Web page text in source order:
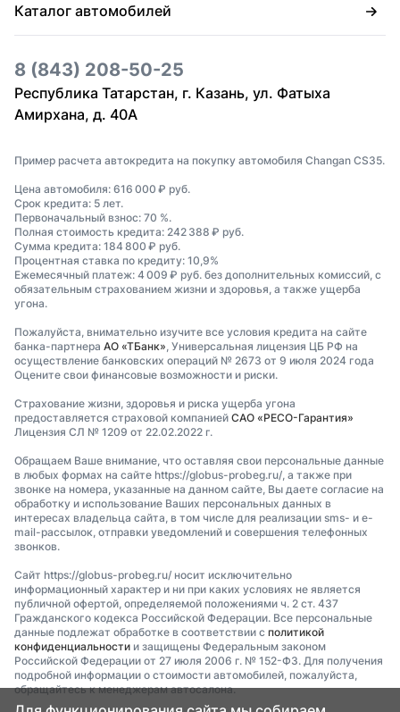
Каталог автомобилей
8 (843) 208-50-25
Республика Татарстан, г. Казань, ул. Фатыха
Амирхана, д. 40А
Пример расчета автокредита на покупку автомобиля Changan CS35.
Цена автомобиля: 616 000 ₽ руб.
Срок кредита: 5 лет.
Первоначальный взнос: 70 %.
Полная стоимость кредита: 242 388 ₽ руб.
Сумма кредита: 184 800 ₽ руб.
Процентная ставка по кредиту: 10,9%
Ежемесячный платеж: 4 009 ₽ руб. без дополнительных комиссий, с
обязательным страхованием жизни и здоровья, а также ущерба
угона.
Пожалуйста, внимательно изучите все условия кредита на сайте
банка-партнера АО «ТБанк», Универсальная лицензия ЦБ РФ на
осуществление банковских операций № 2673 от 9 июля 2024 года
Оцените свои финансовые возможности и риски.
Страхование жизни, здоровья и риска ущерба угона
предоставляется страховой компанией САО «РЕСО-Гарантия»
Лицензия СЛ № 1209 от 22.02.2022 г.
Обращаем Ваше внимание, что оставляя свои персональные данные
в любых формах на сайте https://globus-probeg.ru/, а также при
звонке на номера, указанные на данном сайте, Вы даете согласие на
обработку и использование Ваших персональных данных в
интересах владельца сайта, в том числе для реализации sms- и e-
mail-рассылок, отправки уведомлений и совершения телефонных
звонков.
Сайт https://globus-probeg.ru/ носит исключительно
информационный характер и ни при каких условиях не является
публичной офертой, определяемой положениями ч. 2 ст. 437
Гражданского кодекса Российской Федерации. Все персональные
данные подлежат обработке в соответствии с политикой
конфиденциальности и защищены Федеральным законом
Российской Федерации от 27 июля 2006 г. № 152-ФЗ. Для получения
подробной информации о стоимости автомобилей, пожалуйста,
обращайтесь к менеджерам автосалона.